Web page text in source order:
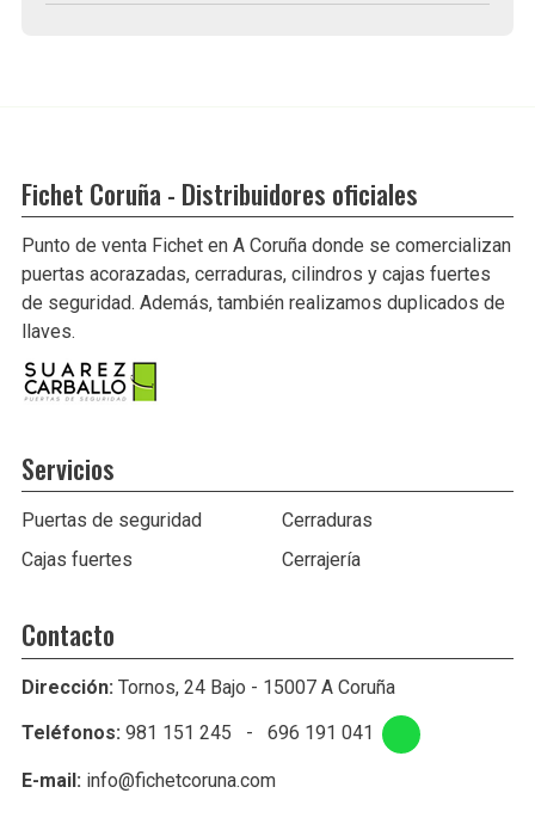
Fichet Coruña - Distribuidores oficiales
Punto de venta Fichet en A Coruña donde se comercializan
puertas acorazadas, cerraduras, cilindros y cajas fuertes
de seguridad. Además, también realizamos duplicados de
llaves.
Servicios
Puertas de seguridad
Cerraduras
Cajas fuertes
Cerrajería
Contacto
Dirección: Tornos, 24 Bajo - 15007 A Coruña
Teléfonos: 981 151 245 - 696 191 041
E-mail: info@fichetcoruna.com